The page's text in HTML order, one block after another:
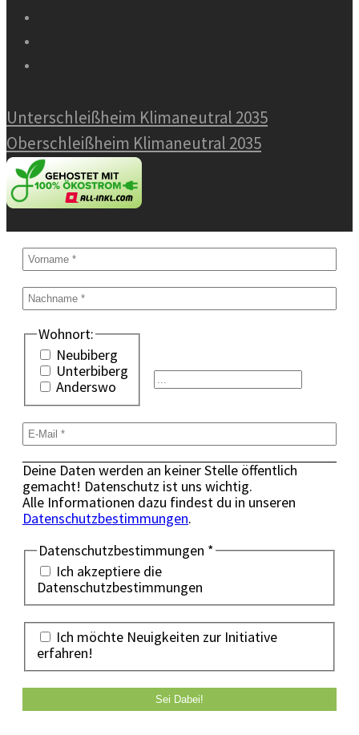
Unterschleißheim Klimaneutral 2035
Oberschleißheim Klimaneutral 2035
Wohnort:
Neubiberg
Unterbiberg
Anderswo
Deine Daten werden an keiner Stelle öffentlich
gemacht! Datenschutz ist uns wichtig.
Alle Informationen dazu findest du in unseren
Datenschutzbestimmungen.
Datenschutzbestimmungen *
Ich akzeptiere die
Datenschutzbestimmungen
Ich möchte Neuigkeiten zur Initiative
erfahren!